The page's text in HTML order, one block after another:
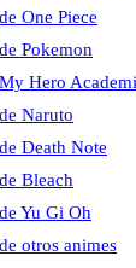
One Piece
Pokemon
Hero
Naruto
Death Note
Bleach
Yu Gi Oh
otros animes